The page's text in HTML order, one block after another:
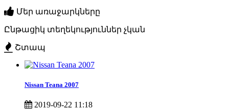
Մեր առաջարկները
Ընթացիկ տեղեկություններ չկան
Շտապ
Nissan Teana 2007
2019-09-22 11:18